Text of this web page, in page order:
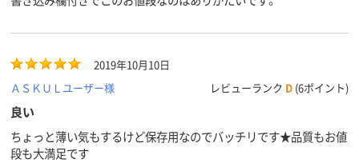
2019年10月10日
ＡＳＫＵＬユーザー様
レビューランク D (6ポイント)
良い
ちょっと薄い気もするけど保存用なのでバッチリです★品質もお値
段も大満足です